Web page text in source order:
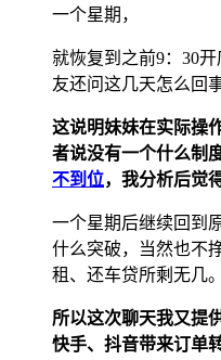
一个星期，
就恢复到之前9：30
友还问这几天怎么回
这说明妹妹在实际操
者说没有一个什么制
不到位，我分析后觉
一个星期后继续回到
什么突破，当然也不
租、还车贷所剩无几。
所以这次聊天我又提
快手、抖音带来订单